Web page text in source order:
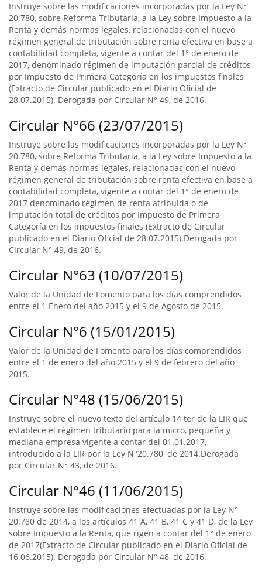
Instruye sobre las modificaciones incorporadas por la Ley N°
20.780, sobre Reforma Tributaria, a la Ley sobre Impuesto a la
Renta y demás normas legales, relacionadas con el nuevo
régimen general de tributación sobre renta efectiva en base a
contabilidad completa, vigente a contar del 1° de enero de
2017, denominado régimen de imputación parcial de créditos
por Impuesto de Primera Categoría en los impuestos finales
(Extracto de Circular publicado en el Diario Oficial de
28.07.2015). Derogada por Circular N° 49, de 2016.
Circular N°66 (23/07/2015)
Instruye sobre las modificaciones incorporadas por la Ley N°
20.780, sobre Reforma Tributaria, a la Ley sobre Impuesto a la
Renta y demás normas legales, relacionadas con el nuevo
régimen general de tributación sobre renta efectiva en base a
contabilidad completa, vigente a contar del 1° de enero de
2017 denominado régimen de renta atribuida o de
imputación total de créditos por Impuesto de Primera
Categoría en los impuestos finales (Extracto de Circular
publicado en el Diario Oficial de 28.07.2015).Derogada por
Circular N° 49, de 2016.
Circular N°63 (10/07/2015)
Valor de la Unidad de Fomento para los días comprendidos
entre el 1 Enero del año 2015 y el 9 de Agosto de 2015.
Circular N°6 (15/01/2015)
Valor de la Unidad de Fomento para los días comprendidos
entre el 1 de enero del año 2015 y el 9 de febrero del año
2015.
Circular N°48 (15/06/2015)
Instruye sobre el nuevo texto del artículo 14 ter de la LIR que
establece el régimen tributario para la micro, pequeña y
mediana empresa vigente a contar del 01.01.2017,
introducido a la LIR por la Ley N°20.780, de 2014.Derogada
por Circular N° 43, de 2016.
Circular N°46 (11/06/2015)
Instruye sobre las modificaciones efectuadas por la Ley N°
20.780 de 2014, a los artículos 41 A, 41 B, 41 C y 41 D, de la Ley
sobre Impuesto a la Renta, que rigen a contar del 1° de enero
de 2017(Extracto de Circular publicado en el Diario Oficial de
16.06.2015). Derogada por Circular N° 48, de 2016.